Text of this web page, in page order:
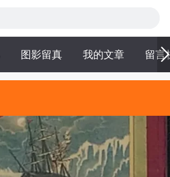
图影留真 我的文章 留言